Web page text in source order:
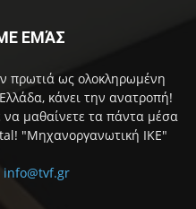
ΕΜΆΣ
πρωτιά ως ολοκληρωμένη
κάνει την ανατροπή!
να μαθαίνετε τα πάντα μέσα
"Μηχανοργανωτική ΙΚΕ"
info@tvf.gr